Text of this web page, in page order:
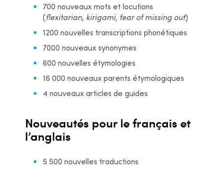
700 nouveaux mots et locutions
(flexitarian, kirigami, fear of missing out)
1200 nouvelles transcriptions phonétiques
7000 nouveaux synonymes
600 nouvelles étymologies
16 000 nouveaux parents étymologiques
4 nouveaux articles de guides
Nouveautés pour le français et
l’anglais
5 500 nouvelles traductions